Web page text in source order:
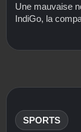
Une mauvaise
IndiGo, la
SPORTS